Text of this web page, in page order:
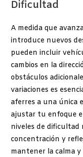
Dificultad
A medida que
introduce nuevos
pueden incluir
cambios en la
obstáculos
variaciones es
aferres a una única
ajustar tu enfoque
niveles de dificultad
concentración y
mantener la calma y